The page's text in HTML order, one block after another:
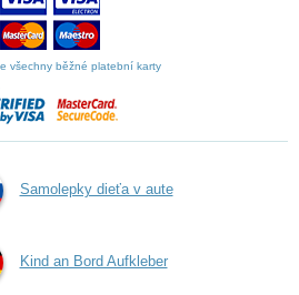
všechny běžné platební karty
Samolepky dieťa v aute
Kind an Bord Aufkleber